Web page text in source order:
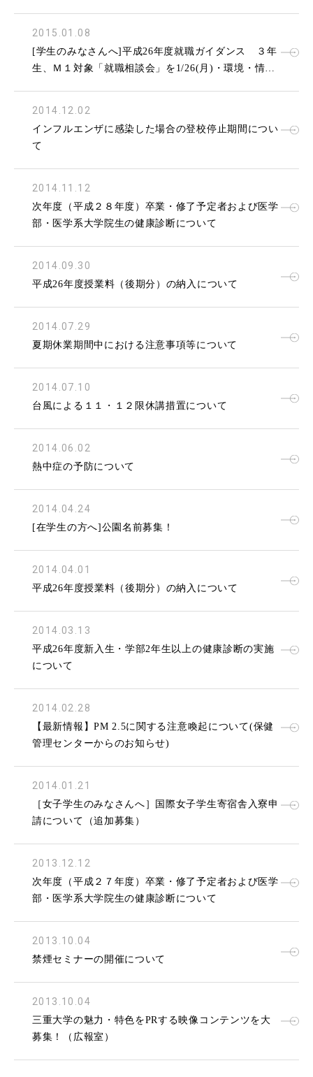
2015.01.08
[学生のみなさんへ]平成26年度就職ガイダンス ３年
生、Ｍ１対象「就職相談会」を1/26(月)・環境・情報
2014.12.02
インフルエンザに感染した場合の登校停止期間につい
て
2014.11.12
次年度（平成２８年度）卒業・修了予定者および医学
部・医学系大学院生の健康診断について
2014.09.30
平成26年度授業料（後期分）の納入について
2014.07.29
夏期休業期間中における注意事項等について
2014.07.10
台風による１１・１２限休講措置について
2014.06.02
熱中症の予防について
2014.04.24
[在学生の方へ]公園名前募集！
2014.04.01
平成26年度授業料（後期分）の納入について
2014.03.13
平成26年度新入生・学部2年生以上の健康診断の実施
について
2014.02.28
【最新情報】PM 2.5に関する注意喚起について(保健
管理センターからのお知らせ)
2014.01.21
［女子学生のみなさんへ］国際女子学生寄宿舎入寮申
請について（追加募集）
2013.12.12
次年度（平成２７年度）卒業・修了予定者および医学
部・医学系大学院生の健康診断について
2013.10.04
禁煙セミナーの開催について
2013.10.04
三重大学の魅力・特色をPRする映像コンテンツを大
募集！（広報室）